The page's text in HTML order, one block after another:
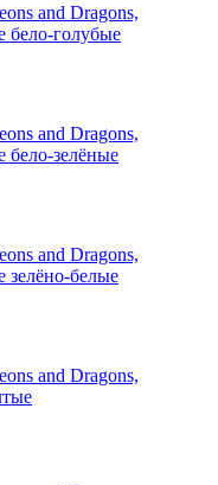
and Dragons,
бело-голубые
and Dragons,
зелёные
and Dragons,
белые
and Dragons,